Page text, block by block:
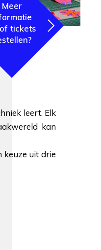
Meer
tickets
leert. Elk
kan
keuze uit drie